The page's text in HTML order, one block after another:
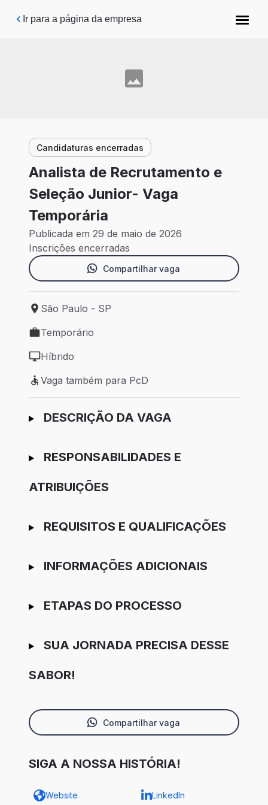
Pular para o conteúdo principal
Ir para a página da empresa
Candidaturas encerradas
Analista de Recrutamento e
Seleção Junior- Vaga
Temporária
Publicada em 29 de maio de 2026
Inscrições encerradas
Compartilhar vaga
Local de trabalho: São Paulo - SP
São Paulo - SP
Tipo de vaga: Temporário
Temporário
Modelo de trabalho: Híbrido
Híbrido
Vaga também para PcD
Vaga também para PcD
Ir para candidatura
DESCRIÇÃO DA VAGA
RESPONSABILIDADES E
ATRIBUIÇÕES
REQUISITOS E QUALIFICAÇÕES
INFORMAÇÕES ADICIONAIS
ETAPAS DO PROCESSO
SUA JORNADA PRECISA DESSE
SABOR!
Compartilhar vaga
SIGA A NOSSA HISTÓRIA!
Website LinkedIn